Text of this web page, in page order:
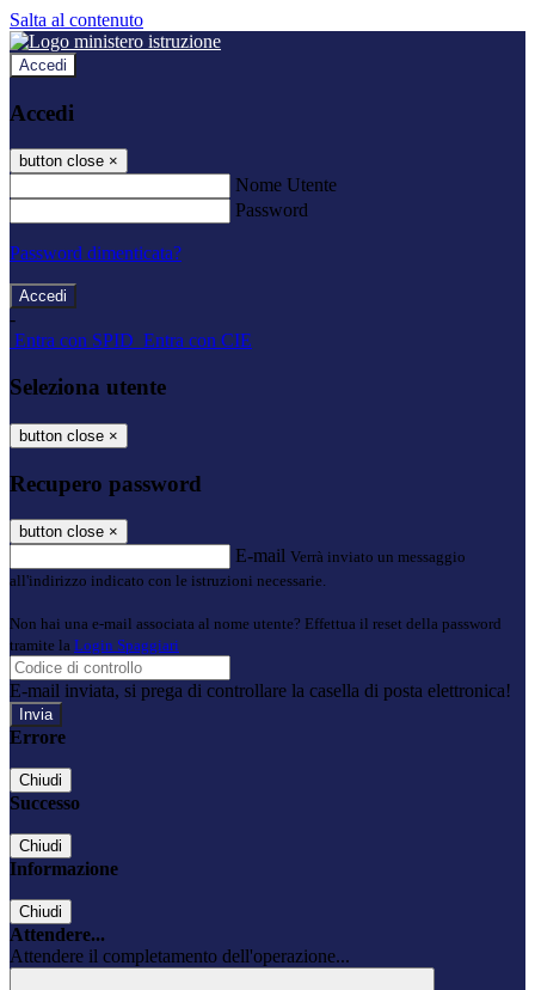
Salta al contenuto
Accedi
Accedi
button close ×
Nome Utente
Password
Password dimenticata?
-
Entra con SPID Entra con CIE
Seleziona utente
button close ×
Recupero password
button close ×
E-mail Verrà inviato un messaggio
all'indirizzo indicato con le istruzioni necessarie.
Non hai una e-mail associata al nome utente? Effettua il reset della password
tramite la Login Spaggiari
E-mail inviata, si prega di controllare la casella di posta elettronica!
Errore
Chiudi
Successo
Chiudi
Informazione
Chiudi
Attendere...
Attendere il completamento dell'operazione...